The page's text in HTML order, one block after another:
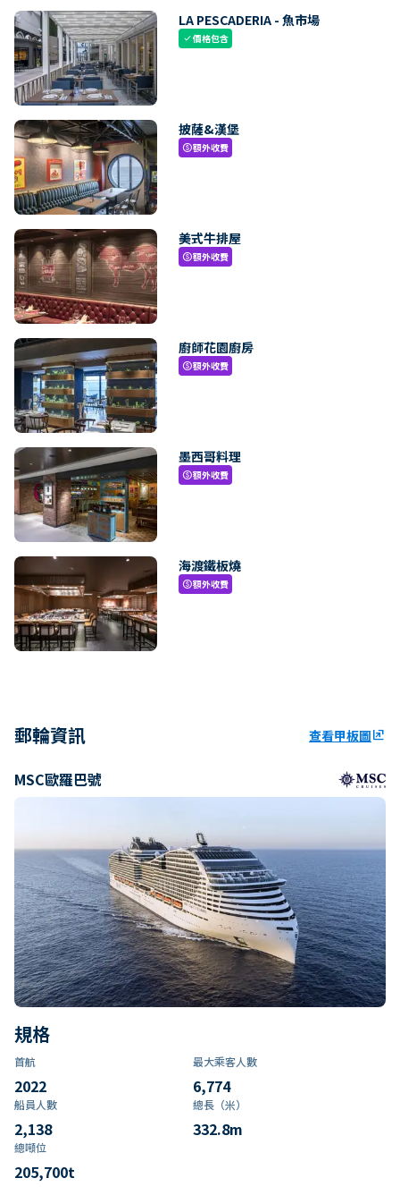
LA PESCADERIA - 魚市場
check價格包含
披薩&漢堡
paid額外收費
美式牛排屋
paid額外收費
廚師花園廚房
paid額外收費
墨西哥料理
paid額外收費
海渡鐵板燒
paid額外收費
郵輪資訊 查看甲板圖ungroup
MSC歐羅巴號
規格
首航
2022
最大乘客人數
6,774
船員人數
2,138
總長（米）
332.8m
總噸位
205,700t